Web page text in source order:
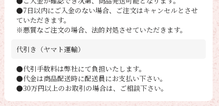
●7日以内にご入金のない場合、ご注文はキャンセルとさせ
ていただきます。
※悪質なご注文の場合、法的対処させていただきます。
代引き（ヤマト運輸）
●代引手数料は弊社にて負担いたします。
●代金は商品配送時に配送員にお支払い下さい。
●30万円以上のお取引の場合は、ご相談下さい。